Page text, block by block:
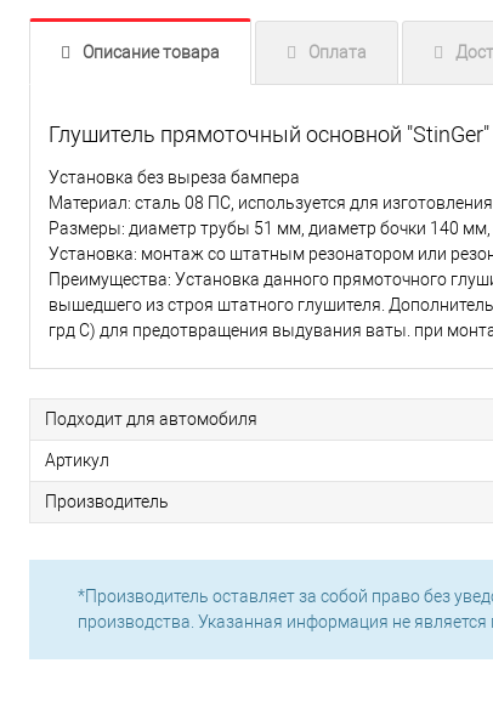
Описание товара Оплата
Глушитель прямоточный основной
Установка без выреза бампера
Материал: сталь 08 ПC, используется для
Размеры: диаметр трубы 51 мм, диаметр бочки 140
Установка: монтаж со штатным резонатором или
Преимущества: Установка данного прямоточного
вышедшего из строя штатного глушителя.
грд С) для предотвращения выдувания ваты. при
Подходит для автомобиля
Артикул
Производитель
*Производитель оставляет за собой право без
производства. Указанная информация не является